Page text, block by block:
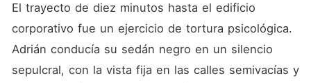
El trayecto de diez minutos hasta el edificio
corporativo fue un ejercicio de tortura psicológica.
Adrián conducía su sedán negro en un silencio
sepulcral, con la vista fija en las calles semivacías y